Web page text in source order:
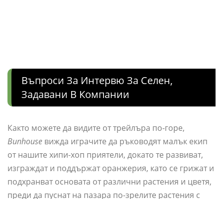
Въпроси За Интервю За Селен,
Задавани В Компании
Както можете да видите от трейлъра по-горе,
Bunhouse вижда играчите да ръководят малък екип
от нашите хипи-хоп приятели, докато те развиват,
изграждат и поддържат оранжерия, като се грижат и
подхранват основата от различни растения и цветя,
преди да пуснат на пазара по-зрелите растения с